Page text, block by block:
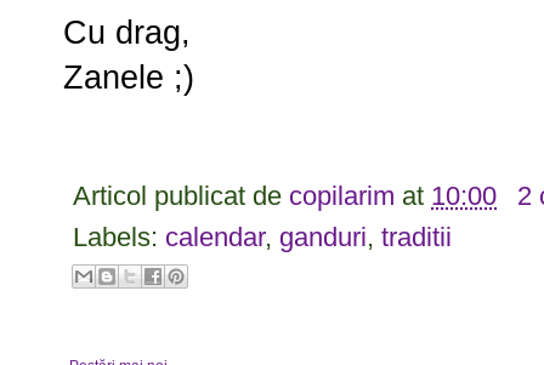
Cu drag,
Zanele ;)
Articol publicat de copilarim at 10:00
2
Labels: calendar, ganduri, traditii